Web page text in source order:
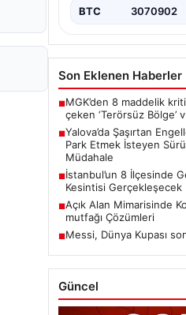
BTC 3070902
Son Eklenen Haberler
■MGK’den 8 maddelik
çeken ‘Terörsüz Bölge’
■Yalova’da Şaşırtan
Park Etmek İsteyen
Müdahale
■İstanbul’un 8 İlçesinde
Kesintisi Gerçekleşecek
■Açık Alan Mimarisinde
mutfağı Çözümleri
■Messi, Dünya Kupası
Güncel